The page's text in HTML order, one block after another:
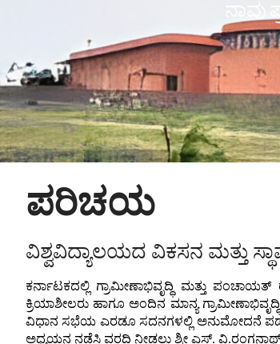
ಪರಿಚಯ
ವಿಶ್ವವಿದ್ಯಾಲಯದ ವಿಕಸನ ಮತ್ತು
ಕರ್ನಾಟಕದಲ್ಲಿ ಗ್ರಾಮೀಣಾಭಿವೃದ್ಧಿ ಮತ್ತು
ಕ್ರಿಯಾಶೀಲರು ಹಾಗೂ ಅಂದಿನ ಮಾನ್ಯ
ವಿಧಾನ ಸಭೆಯ ಎರಡೂ ಸದನಗಳಲ್ಲಿ ಅನುಮೋದನೆ
ಅಧ್ಯಯನ ನಡೆಸಿ ವರದಿ ನೀಡಲು ಶ್ರೀ ಎಸ್. ವಿ.ರಂಗನಾಥ್,